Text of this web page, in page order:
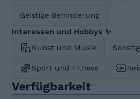
Geistige Behinderung
Interessen und Hobbys ✨
Kunst und Musik
Sport und Fitness
Verfügbarkeit